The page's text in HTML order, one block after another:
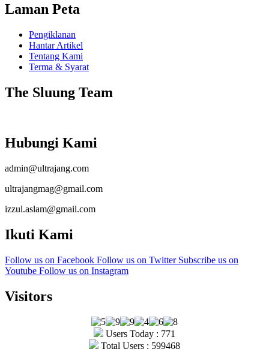
Laman Peta
Pengiklanan
Hantar Artikel
Tentang Kami
Terma & Syarat
The Sluung Team
Hubungi Kami
admin@ultrajang.com
ultrajangmag@gmail.com
izzul.aslam@gmail.com
Ikuti Kami
Follow us on Facebook Follow us on Twitter Subscribe us on
Youtube Follow us on Instagram
Visitors
Users Today : 771
Total Users : 599468